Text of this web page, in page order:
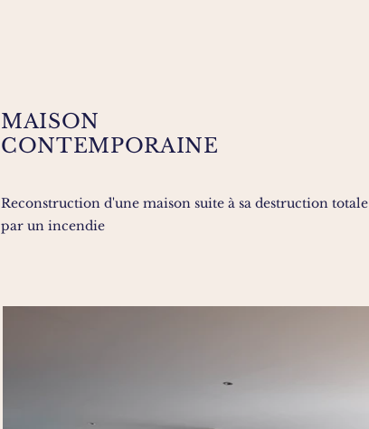
MAISON
CONTEMPORAINE
Reconstruction d'une maison suite à sa destruction totale
par un incendie